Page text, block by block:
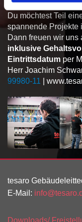
Du möchtest Teil
spannende Projekte
Dann freuen wir uns
inklusive
Eintrittsdatum per
Herr Joachim
99980-11 |
tesaro
E-Mail:
Downloads/